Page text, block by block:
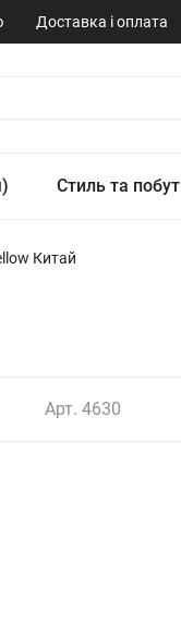
Доставка і оплата
Стиль та побут
Китай
Арт. 4630